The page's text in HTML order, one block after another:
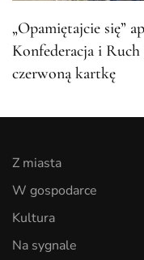
„Opamiętajcie się”
Konfederacja i
czerwoną kartkę
Z miasta
W gospodarce
Kultura
Na sygnale